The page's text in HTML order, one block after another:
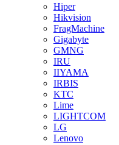
Hiper
Hikvision
FragMachine
Gigabyte
GMNG
IRU
IIYAMA
IRBIS
KTC
Lime
LIGHTCOM
LG
Lenovo